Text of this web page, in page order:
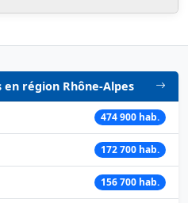
en région Rhône-Alpes
474 900 hab.
172 700 hab.
156 700 hab.